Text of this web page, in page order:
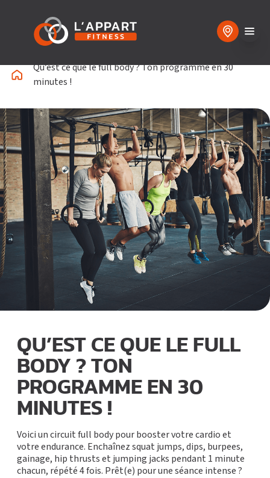
Qu’est ce que le full body ? Ton programme en 30
minutes !
QU’EST CE QUE LE FULL
BODY ? TON
PROGRAMME EN 30
MINUTES !
Voici un circuit full body pour booster votre cardio et
votre endurance. Enchaînez squat jumps, dips, burpees,
gainage, hip thrusts et jumping jacks pendant 1 minute
chacun, répété 4 fois. Prêt(e) pour une séance intense ?